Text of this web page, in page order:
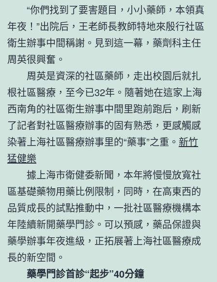
“你們找到了要害題目，小小藥師，本領真
年夜！”出院后，王老師長教師特地來殷行社區
衛生辦事中間稱謝。見到這一幕，藥劑科主任
周英很興奮。
周英是資深的社區藥師，走出校園后就扎
根社區醫療，至今已32年。隨著她在這家上海
西南角的社區衛生辦事中間里跑前跑后，刷新
了記者對社區醫療辦事的固有熟悉，更感觸感
染著上海社區醫療辦事里的“藥事”之重。 新竹
猛健樂
據上海市衛健委新聞，本年將慢慢放寬社
區基礎藥物用藥比例限制，同時，在高東西的
品質成長的試點推動中，一批社區醫療機構本
年陸續新開藥學門診。可以預感，藥品保證與
藥學辦事年夜進級，正拓展著上海社區醫療成
長的新空間。
藥學門診首診“起步”40分鐘